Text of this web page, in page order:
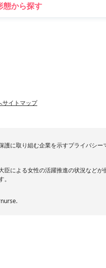
態から探す
サイトマップ
護に取り組む企業を示すプライバシー
臣による女性の活躍推進の状況などが